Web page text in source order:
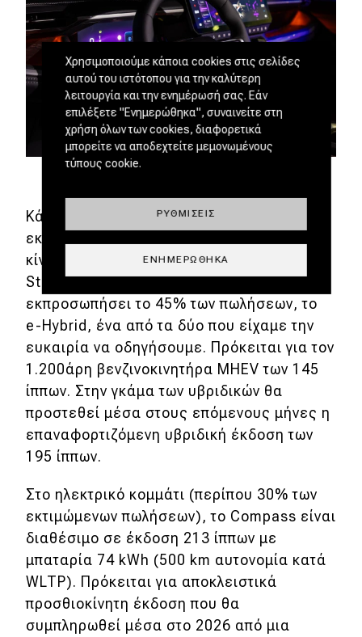
Κάτω από το καπό, δεν μας περιμένουν
εκπλήξεις, συναντώντας συστήματα
κίνησης ήδη γνωστά από τον Όμιλο
Stellantis. Πρώτο και κύριο, αυτό που θα
εκπροσωπήσει το 45% των πωλήσεων, το
e-Hybrid, ένα από τα δύο που είχαμε την
ευκαιρία να οδηγήσουμε. Πρόκειται για τον
1.200άρη βενζινοκινητήρα MHEV των 145
ίππων. Στην γκάμα των υβριδικών θα
προστεθεί μέσα στους επόμενους μήνες η
επαναφορτιζόμενη υβριδική έκδοση των
195 ίππων.
Στο ηλεκτρικό κομμάτι (περίπου 30% των
εκτιμώμενων πωλήσεων), το Compass είναι
διαθέσιμο σε έκδοση 213 ίππων με
μπαταρία 74 kWh (500 km αυτονομία κατά
WLTP). Πρόκειται για αποκλειστικά
προσθιοκίνητη έκδοση που θα
συμπληρωθεί μέσα στο 2026 από μια
Χρησιμοποιούμε κάποια cookies στις σελίδες
αυτού του ιστότοπου για την καλύτερη
λειτουργία και την ενημέρωσή σας. Εάν
επιλέξετε "Ενημερώθηκα", συναινείτε στη
χρήση όλων των cookies, διαφορετικά
μπορείτε να αποδεχτείτε μεμονωμένους
τύπους cookie.
ΡΥΘΜΊΣΕΙΣ
ΕΝΗΜΕΡΏΘΗΚΑ